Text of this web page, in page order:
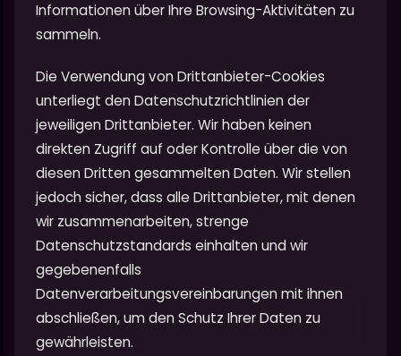
Informationen über Ihre Browsing-Aktivitäten zu
sammeln.
Die Verwendung von Drittanbieter-Cookies
unterliegt den Datenschutzrichtlinien der
jeweiligen Drittanbieter. Wir haben keinen
direkten Zugriff auf oder Kontrolle über die von
diesen Dritten gesammelten Daten. Wir stellen
jedoch sicher, dass alle Drittanbieter, mit denen
wir zusammenarbeiten, strenge
Datenschutzstandards einhalten und wir
gegebenenfalls
Datenverarbeitungsvereinbarungen mit ihnen
abschließen, um den Schutz Ihrer Daten zu
gewährleisten.